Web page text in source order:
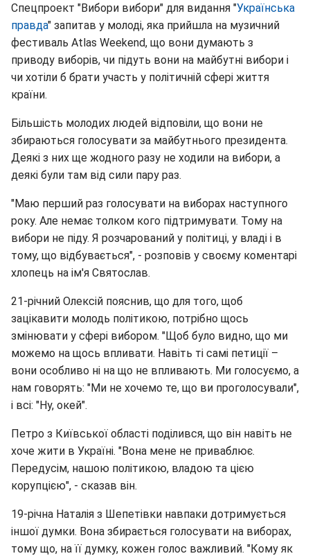
Спецпроект "Вибори вибори" для видання "Українська
правда" запитав у молоді, яка прийшла на музичний
фестиваль Atlas Weekend, що вони думають з
приводу виборів, чи підуть вони на майбутні вибори і
чи хотіли б брати участь у політичній сфері життя
країни.
Більшість молодих людей відповіли, що вони не
збираються голосувати за майбутнього президента.
Деякі з них ще жодного разу не ходили на вибори, а
деякі були там від сили пару раз.
"Маю перший раз голосувати на виборах наступного
року. Але немає толком кого підтримувати. Тому на
вибори не піду. Я розчарований у політиці, у владі і в
тому, що відбувається", - розповів у своєму коментарі
хлопець на ім'я Святослав.
21-річний Олексій пояснив, що для того, щоб
зацікавити молодь політикою, потрібно щось
змінювати у сфері вибором. "Щоб було видно, що ми
можемо на щось впливати. Навіть ті самі петиції –
вони особливо ні на що не впливають. Ми голосуємо, а
нам говорять: "Ми не хочемо те, що ви проголосували",
і всі: "Ну, окей".
Петро з Київської області поділився, що він навіть не
хоче жити в Україні. "Вона мене не приваблює.
Передусім, нашою політикою, владою та цією
корупцією", - сказав він.
19-річна Наталія з Шепетівки навпаки дотримується
іншої думки. Вона збирається голосувати на виборах,
тому що, на її думку, кожен голос важливий. "Кому як